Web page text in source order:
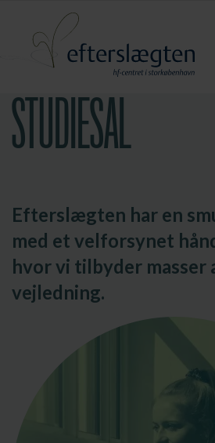
STUDIESAL
Efterslægten har en
med et velforsynet
hvor vi tilbyder masser
vejledning.